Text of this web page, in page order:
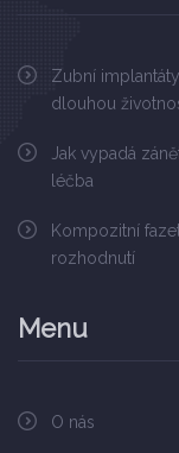
Zubní
dlouhou
Jak vypadá
léčba
Kompozitní
rozhodnutí
Menu
O nás